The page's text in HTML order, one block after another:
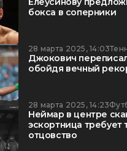
бокса в соперники
28 марта 2025, 14:03
Джокович
обойдя вечный
28 марта 2025, 14:23
Неймар в центре
эскортница требует
отцовство